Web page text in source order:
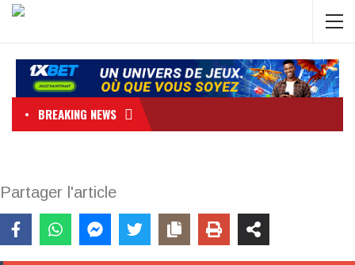
BREAKING NEWS
Partager l'article